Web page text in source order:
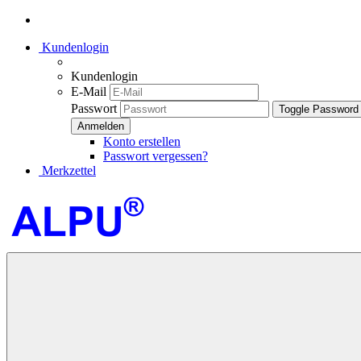
Kundenlogin
Kundenlogin
E-Mail
Passwort
Toggle
Konto erstellen
Passwort vergessen?
Merkzettel